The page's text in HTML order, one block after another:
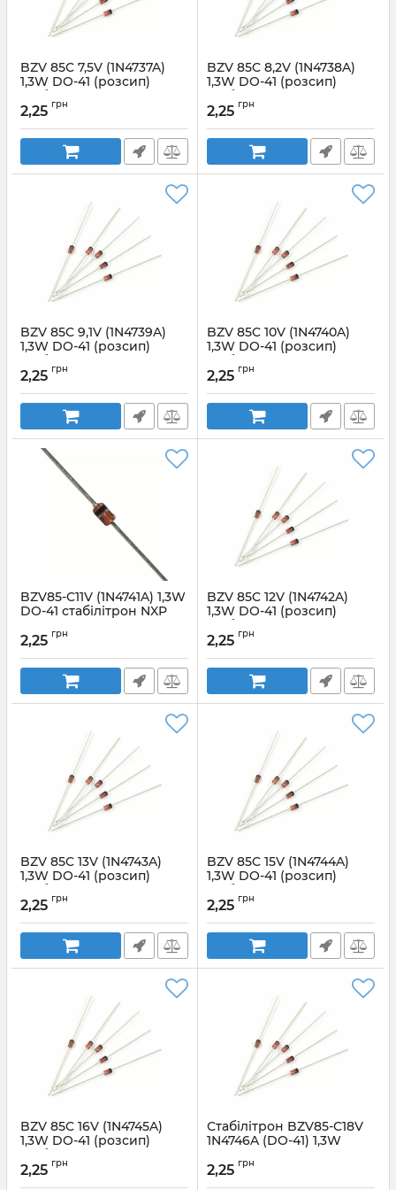
BZV 85C 7,5V (1N4737A)
1,3W DO-41 (розсип)
стабілітрон YANGJIE
Артикул:
2,25 грн
BZV 85C 8,2V (1N4738A)
1,3W DO-41 (розсип)
стабілітрон YANGJIE
Артикул:
2,25 грн
BZV 85C 9,1V (1N4739A)
1,3W DO-41 (розсип)
стабілітрон YANGJIE
Артикул:
2,25 грн
BZV 85C 10V (1N4740A)
1,3W DO-41 (розсип)
стабілітрон LGE
Артикул:
2,25 грн
BZV85-C11V (1N4741A) 1,3W
DO-41 стабілітрон NXP
2,25 грн
BZV 85C 12V (1N4742A)
1,3W DO-41 (розсип)
стабілітрон LGE
Артикул:
2,25 грн
BZV 85C 13V (1N4743A)
1,3W DO-41 (розсип)
стабілітрон YANGJIE
Артикул:
2,25 грн
BZV 85C 15V (1N4744A)
1,3W DO-41 (розсип)
стабілітрон YANGJIE
Артикул:
2,25 грн
BZV 85C 16V (1N4745A)
1,3W DO-41 (розсип)
стабілітрон YANGJIE
Артикул:
2,25 грн
Стабілітрон BZV85-C18V
1N4746A (DO-41) 1,3W
BZV85C18V(1N4745A)1,3W
2,25 грн